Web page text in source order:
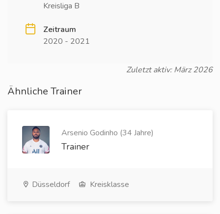
Kreisliga B
Zeitraum
2020 - 2021
Zuletzt aktiv: März 2026
Ähnliche Trainer
Arsenio Godinho (34 Jahre)
Trainer
Düsseldorf Kreisklasse